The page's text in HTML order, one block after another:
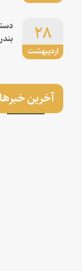
اردیبهشت
۲۸
آخرین خبرها